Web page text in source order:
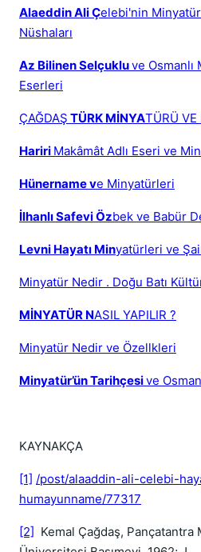
Alaeddin Ali Çelebi'nin
Nüshaları
Az Bilinen Selçukluve
Eserleri
ÇAĞDAŞ TÜRK MİNYATÜRÜ VE
Hariri Makâmât Adlı Eseri ve
Hünername ve Minyatürleri
İlhanlı Safevi Özbek ve Babür
Levni Hayatı Minyatürleri ve
Minyatür Nedir . Doğu Batı
MİNYATÜR NASIL YAPILIR ?
Minyatür Nedir ve Özellkleri
Minyatür’ün Tarihçesive
KAYNAKÇA
[1] /post/alaaddin-ali-celebi-
humayunname/77317
[2] Kemal Çağdaş, Pançatantra